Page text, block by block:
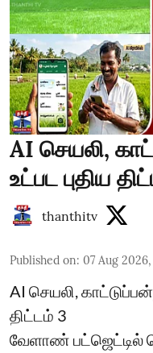
AI செயலி,
உட்பட புதிய
thanthitv
Published on: 07 Aug 2026,
AI செயலி,
திட்டம் 3
வேளாண் பட்ஜெட்டில்